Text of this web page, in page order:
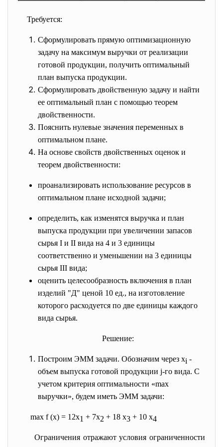
Требуется:
Сформулировать прямую оптимизационную
задачу на максимум выручки от реализации
готовой продукции, получить оптимальный
план выпуска продукции.
Сформулировать двойственную задачу и найти
ее оптимальный план с помощью теорем
двойственности.
Пояснить нулевые значения переменных в
оптимальном плане.
На основе свойств двойственных оценок и
теорем двойственности:
проанализировать использование ресурсов в
оптимальном плане исходной задачи;
определить, как изменятся выручка и план
выпуска продукции при увеличении запасов
сырья I и II вида на 4 и 3 единицы
соответственно и уменьшении на 3 единицы
сырья III вида;
оценить целесообразность включения в план
изделий "Д" ценой 10 ед., на изготовление
которого расходуется по две единицы каждого
вида сырья.
Решение:
Построим ЭММ задачи. Обозначим через хi -
объем выпуска готовой продукции j-го вида. С
учетом критерия оптимальности «max
выручки», будем иметь ЭММ задачи:
max f (х) = 12х1 + 7х2 + 18 х3 + 10 х4
Ограничения отражают условия ограниченности